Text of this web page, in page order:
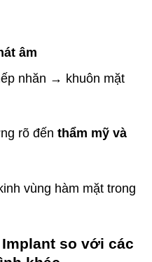
âm
nhăn → khuôn mặt
rõ đến thẩm mỹ và
vùng hàm mặt trong
so với các